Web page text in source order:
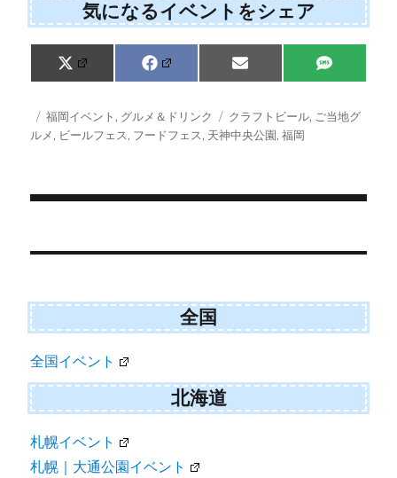
気になるイベントをシェア
Share
on
X
(
w
t
)
Share
on
F
a
e
b
o
Share
on
E
m
i
l
Share
on
S
M
投
稿
カ
テ
福岡イベント , グルメ＆ドリンク
タ
グ
クラフトビール, ご当地グ
ルメ, ビールフェス, フードフェス, 天神中央公園,福岡
稿
ビ
ー
シ
ョ
ン
全国
全国イベント
北海道
札幌イベント
札幌｜大通公園イベント